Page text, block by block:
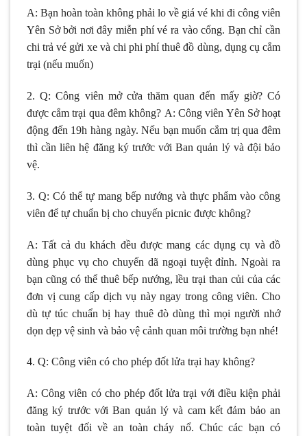
A: Bạn hoàn toàn không phải lo về giá vé khi đi công viên
Yên Sở bởi nơi đây miễn phí vé ra vào cổng. Bạn chỉ cần
chi trả vé gửi xe và chi phi phí thuê đồ dùng, dụng cụ cắm
trại (nếu muốn)
2. Q: Công viên mở cửa thăm quan đến mấy giờ? Có
được cắm trại qua đêm không? A: Công viên Yên Sở hoạt
động đến 19h hàng ngày. Nếu bạn muốn cắm trị qua đêm
thì cần liên hệ đăng ký trước với Ban quản lý và đội bảo
vệ.
3. Q: Có thể tự mang bếp nướng và thực phẩm vào công
viên để tự chuẩn bị cho chuyến picnic được không?
A: Tất cả du khách đều được mang các dụng cụ và đồ
dùng phục vụ cho chuyến dã ngoại tuyệt đỉnh. Ngoài ra
bạn cũng có thể thuê bếp nướng, lều trại than củi của các
đơn vị cung cấp dịch vụ này ngay trong công viên. Cho
dù tự túc chuẩn bị hay thuê đò dùng thì mọi người nhớ
dọn dẹp vệ sinh và bảo vệ cảnh quan môi trường bạn nhé!
4. Q: Công viên có cho phép đốt lửa trại hay không?
A: Công viên có cho phép đốt lửa trại với điều kiện phải
đăng ký trước với Ban quản lý và cam kết đảm bảo an
toàn tuyệt đối về an toàn cháy nổ. Chúc các bạn có